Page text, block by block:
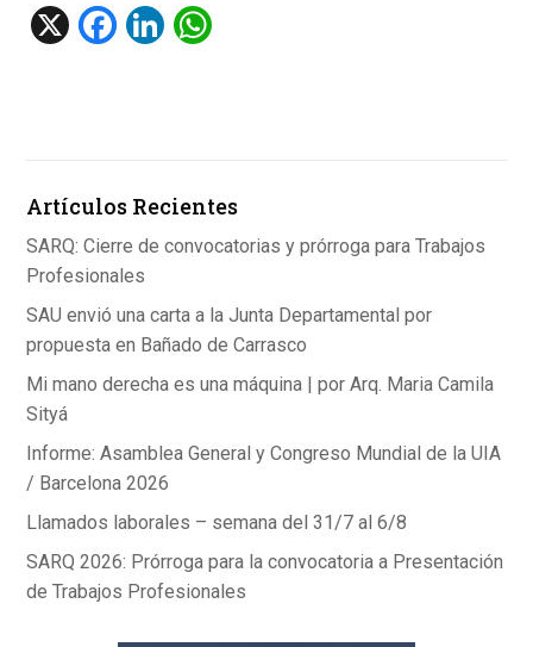
X
F
o
k
Li
p
p
Artículos Recientes
SARQ: Cierre de convocatorias y prórroga para Trabajos
Profesionales
SAU envió una carta a la Junta Departamental por
propuesta en Bañado de Carrasco
Mi mano derecha es una máquina | por Arq. Maria Camila
Sityá
Informe: Asamblea General y Congreso Mundial de la UIA
/ Barcelona 2026
Llamados laborales – semana del 31/7 al 6/8
SARQ 2026: Prórroga para la convocatoria a Presentación
de Trabajos Profesionales